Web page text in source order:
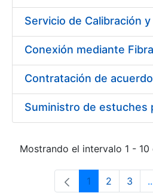
Mostrando el intervalo 1 -
Página
1 Página
2 3